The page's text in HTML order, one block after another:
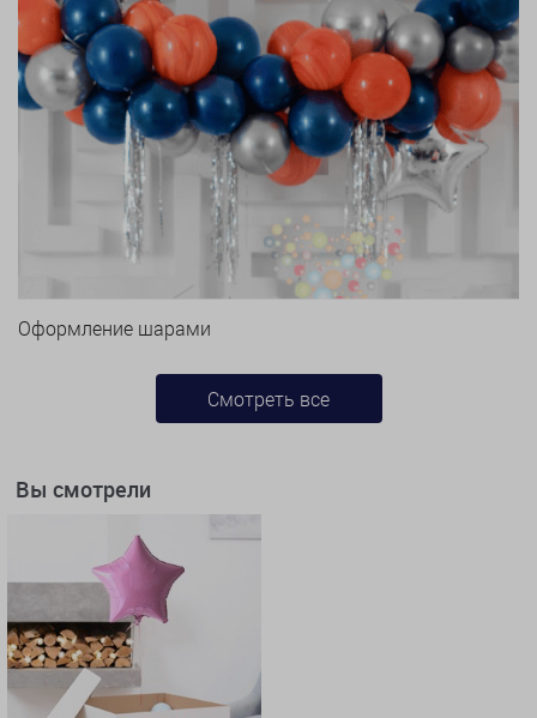
Оформление шарами
Смотреть все
Вы смотрели